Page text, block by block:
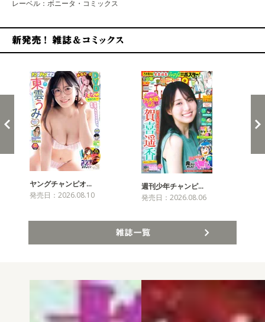
レーベル：ボニータ・コミックス
ヤングチャンピオ…
発売日：2026.08.10
週刊少年チャンピ…
発売日：2026.08.06